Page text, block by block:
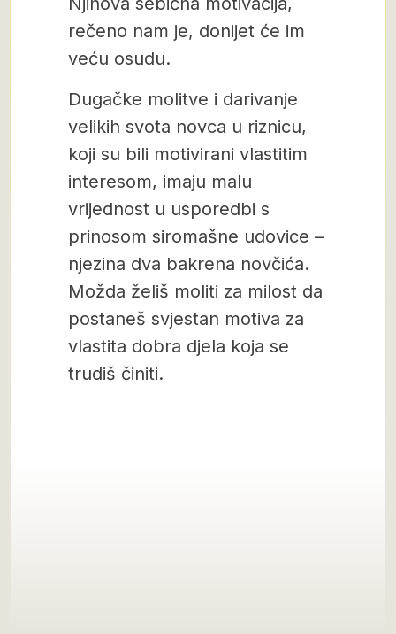
rečeno nam je, donijet će im
veću osudu.
Dugačke molitve i darivanje
velikih svota novca u riznicu,
koji su bili motivirani vlastitim
interesom, imaju malu
vrijednost u usporedbi s
prinosom siromašne udovice –
njezina dva bakrena novčića.
Možda želiš moliti za milost da
postaneš svjestan motiva za
vlastita dobra djela koja se
trudiš činiti.